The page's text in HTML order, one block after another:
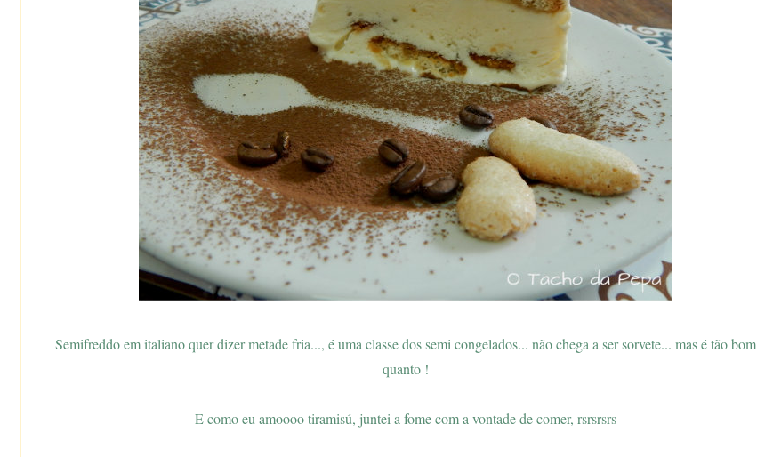
Semifreddo em italiano quer dizer metade fria..., é uma classe dos semi congelados... não chega a ser sorvete... mas é tão bom
quanto !
E como eu amoooo tiramisú, juntei a fome com a vontade de comer, rsrsrsrs